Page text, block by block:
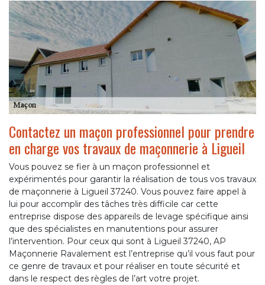
Contactez un maçon professionnel pour prendre
en charge vos travaux de maçonnerie à Ligueil
Vous pouvez se fier à un maçon professionnel et
expérimentés pour garantir la réalisation de tous vos travaux
de maçonnerie à Ligueil 37240. Vous pouvez faire appel à
lui pour accomplir des tâches très difficile car cette
entreprise dispose des appareils de levage spécifique ainsi
que des spécialistes en manutentions pour assurer
l’intervention. Pour ceux qui sont à Ligueil 37240, AP
Maçonnerie Ravalement est l’entreprise qu’il vous faut pour
ce genre de travaux et pour réaliser en toute sécurité et
dans le respect des règles de l’art votre projet.